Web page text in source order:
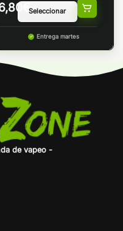
€
Entrega martes
de vapeo -